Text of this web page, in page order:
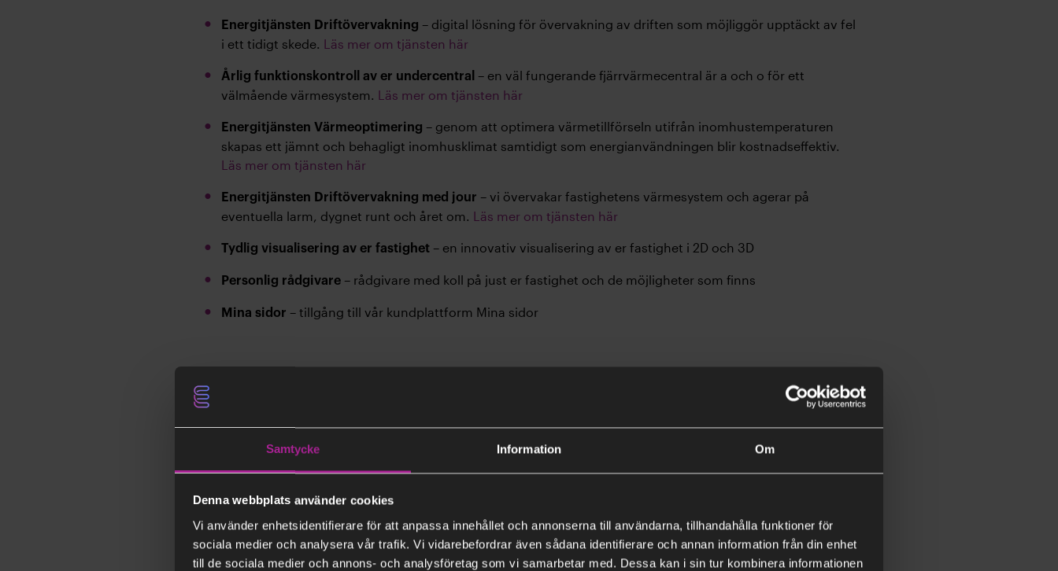
Samtycke Information Om
Denna webbplats använder cookies
Vi använder enhetsidentifierare för att anpassa innehållet och annonserna till användarna, tillhandahålla funktioner för
sociala medier och analysera vår trafik. Vi vidarebefordrar även sådana identifierare och annan information från din enhet
till de sociala medier och annons- och analysföretag som vi samarbetar med. Dessa kan i sin tur kombinera informationen
Energitjänsten Driftövervakning – digital lösning för övervakning av driften som möjliggör upptäckt av fel
i ett tidigt skede. Läs mer om tjänsten här
Årlig funktionskontroll av er undercentral – en väl fungerande fjärrvärmecentral är a och o för ett
välmående värmesystem. Läs mer om tjänsten här
Energitjänsten Värmeoptimering – genom att optimera värmetillförseln utifrån inomhustemperaturen
skapas ett jämnt och behagligt inomhusklimat samtidigt som energianvändningen blir kostnadseffektiv.
Läs mer om tjänsten här
Energitjänsten Driftövervakning med jour – vi övervakar fastighetens värmesystem och agerar på
eventuella larm, dygnet runt och året om. Läs mer om tjänsten här
Tydlig visualisering av er fastighet – en innovativ visualisering av er fastighet i 2D och 3D
Personlig rådgivare – rådgivare med koll på just er fastighet och de möjligheter som finns
Mina sidor – tillgång till vår kundplattform Mina sidor
Beställ Tjänstepaket Trygg
Här beskriver vi de olika stegen i processen när du väljer Tjänstepaket Start: